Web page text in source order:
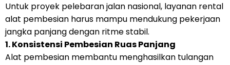
Untuk proyek pelebaran jalan nasional, layanan rental
alat pembesian harus mampu mendukung pekerjaan
jangka panjang dengan ritme stabil.
1. Konsistensi Pembesian Ruas Panjang
Alat pembesian membantu menghasilkan tulangan